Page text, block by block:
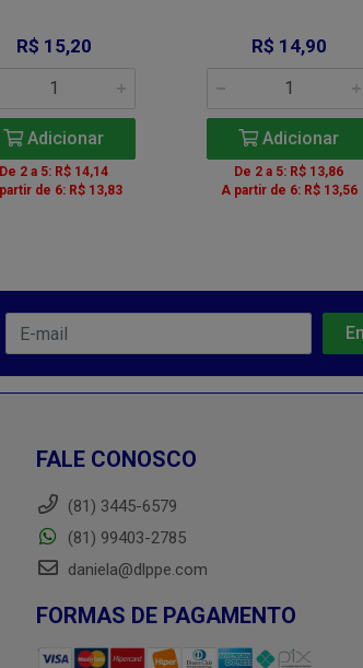
R$ 15,20
Adicionar
De 2 a 5: R$ 14,14
de 6: R$ 13,83
R$ 14,90
Adicionar
De 2 a 5: R$ 13,86
A partir de 6: R$ 13,56
FALE CONOSCO
(81) 3445-6579
(81) 99403-2785
daniela@dlppe.com
FORMAS DE PAGAMENTO